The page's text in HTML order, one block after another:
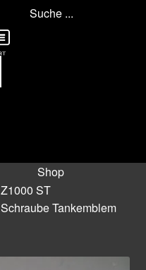
Suche ...
Shop
Z1000 ST
Schraube Tankemblem